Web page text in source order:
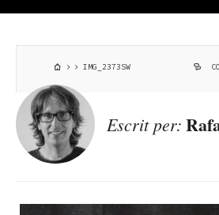
IMG_2373SW
Escrit per: